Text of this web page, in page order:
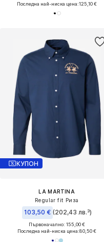
Последна най-ниска цена:125,10 €
КУПОН
LA MARTINA
Regular fit Риза
103,50 € (202,43 лв.³)
Първоначално: 155,00 €
Последна най-ниска цена:80,50 €